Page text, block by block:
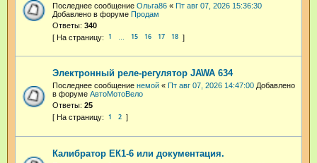
Последнее сообщение Ольга86 « Пт авг 07, 2026 15:36:30
Добавлено в форуме Продам
Ответы: 340
1 15 16 17 18
Электронный реле-регулятор JAWA 634
Последнее сообщение немой « Пт авг 07, 2026 14:47:00 Добавлено
в форуме АвтоМотоВело
Ответы: 25
1 2
Калибратор ЕК1-6 или документация.